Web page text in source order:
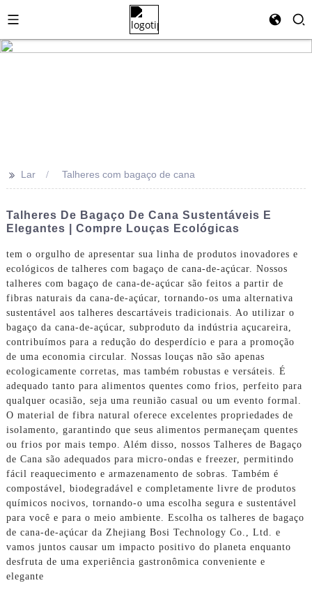
>> Lar Talheres com bagaço de cana
Talheres De Bagaço De Cana Sustentáveis ​​e
Elegantes | Compre Louças Ecológicas
tem o orgulho de apresentar sua linha de produtos inovadores e
ecológicos de talheres com bagaço de cana-de-açúcar. Nossos
talheres com bagaço de cana-de-açúcar são feitos a partir de
fibras naturais da cana-de-açúcar, tornando-os uma alternativa
sustentável aos talheres descartáveis ​​tradicionais. Ao utilizar o
bagaço da cana-de-açúcar, subproduto da indústria açucareira,
contribuímos para a redução do desperdício e para a promoção
de uma economia circular. Nossas louças não são apenas
ecologicamente corretas, mas também robustas e versáteis. É
adequado tanto para alimentos quentes como frios, perfeito para
qualquer ocasião, seja uma reunião casual ou um evento formal.
O material de fibra natural oferece excelentes propriedades de
isolamento, garantindo que seus alimentos permaneçam quentes
ou frios por mais tempo. Além disso, nossos Talheres de Bagaço
de Cana são adequados para micro-ondas e freezer, permitindo
fácil reaquecimento e armazenamento de sobras. Também é
compostável, biodegradável e completamente livre de produtos
químicos nocivos, tornando-o uma escolha segura e sustentável
para você e para o meio ambiente. Escolha os talheres de bagaço
de cana-de-açúcar da Zhejiang Bosi Technology Co., Ltd. e
vamos juntos causar um impacto positivo do planeta enquanto
desfruta de uma experiência gastronômica conveniente e
elegante